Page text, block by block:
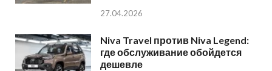
27.04.2026
Niva Travel против Niva Legend:
где обслуживание обойдется
дешевле